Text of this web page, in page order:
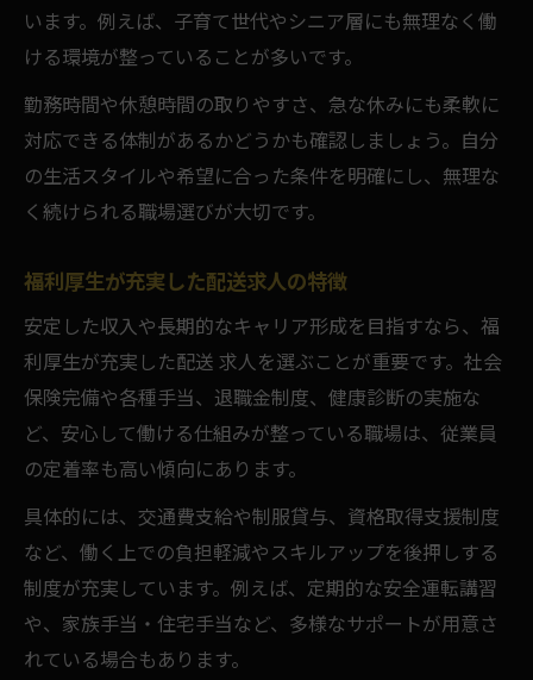
います。例えば、子育て世代やシニア層にも無理なく働
ける環境が整っていることが多いです。
勤務時間や休憩時間の取りやすさ、急な休みにも柔軟に
対応できる体制があるかどうかも確認しましょう。自分
の生活スタイルや希望に合った条件を明確にし、無理な
く続けられる職場選びが大切です。
福利厚生が充実した配送求人の特徴
安定した収入や長期的なキャリア形成を目指すなら、福
利厚生が充実した配送 求人を選ぶことが重要です。社会
保険完備や各種手当、退職金制度、健康診断の実施な
ど、安心して働ける仕組みが整っている職場は、従業員
の定着率も高い傾向にあります。
具体的には、交通費支給や制服貸与、資格取得支援制度
など、働く上での負担軽減やスキルアップを後押しする
制度が充実しています。例えば、定期的な安全運転講習
や、家族手当・住宅手当など、多様なサポートが用意さ
れている場合もあります。